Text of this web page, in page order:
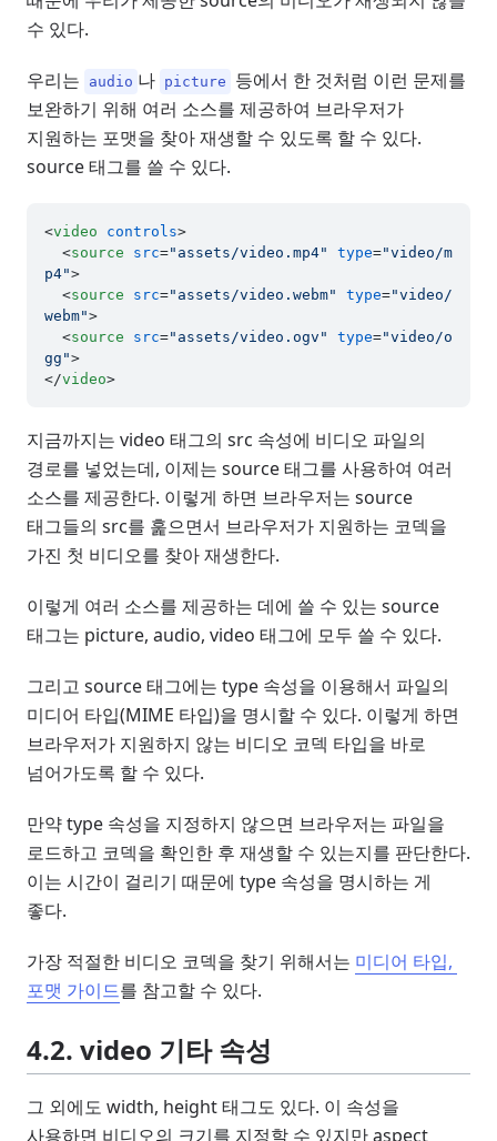
수 있다.
우리는 audio 나 picture
등에서 한 것처럼 이런 문제를
보완하기 위해 여러 소스를 제공하여 브라우저가
지원하는 포맷을 찾아 재생할 수 있도록 할 수 있다.
source 태그를 쓸 수 있다.
<video controls>
<source src="assets/video.mp4" type="video/m
p4">
<source src="assets/video.webm" type="video/
webm">
<source src="assets/video.ogv" type="video/o
gg">
</video>
지금까지는 video 태그의 src 속성에 비디오 파일의
경로를 넣었는데, 이제는 source 태그를 사용하여 여러
소스를 제공한다. 이렇게 하면 브라우저는 source
태그들의 src를 훑으면서 브라우저가 지원하는 코덱을
가진 첫 비디오를 찾아 재생한다.
이렇게 여러 소스를 제공하는 데에 쓸 수 있는 source
태그는 picture, audio, video 태그에 모두 쓸 수 있다.
그리고 source 태그에는 type 속성을 이용해서 파일의
미디어 타입(MIME 타입)을 명시할 수 있다. 이렇게 하면
브라우저가 지원하지 않는 비디오 코덱 타입을 바로
넘어가도록 할 수 있다.
만약 type 속성을 지정하지 않으면 브라우저는 파일을
로드하고 코덱을 확인한 후 재생할 수 있는지를 판단한다.
이는 시간이 걸리기 때문에 type 속성을 명시하는 게
좋다.
가장 적절한 비디오 코덱을 찾기 위해서는 미디어 타입,
포맷 가이드를 참고할 수 있다.
4.2. video 기타 속성
그 외에도 width, height 태그도 있다. 이 속성을
사용하면 비디오의 크기를 지정할 수 있지만 aspect